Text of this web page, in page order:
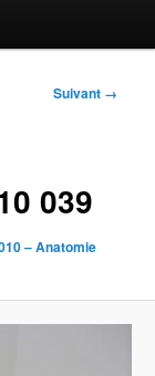
Suivant →
039
– Anatomie